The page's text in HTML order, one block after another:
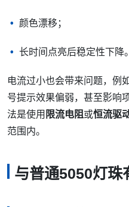
颜色漂移；
长时间点亮后稳定性下降。
电流过小也会带来问题，例
号提示效果偏弱，甚至影响
法是使用 限流电阻 或恒流驱
范围内。
与普通5050灯珠